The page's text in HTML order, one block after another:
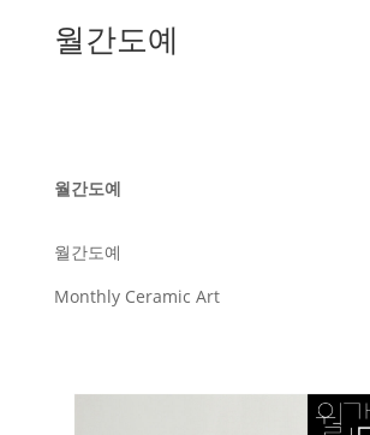
월간도예
월간도예
월간도예
Monthly Ceramic Art